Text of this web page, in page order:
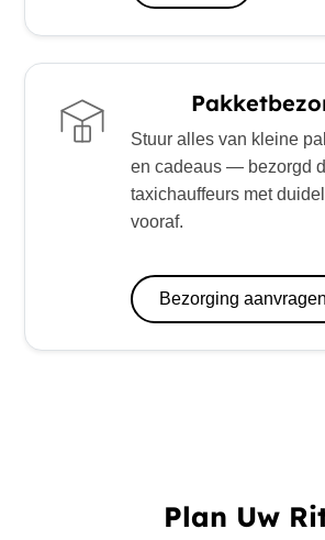
Stuur alles van kleine
en cadeaus — bezorgd
taxichauffeurs met
vooraf.
Bezorging aanvragen
Plan Uw